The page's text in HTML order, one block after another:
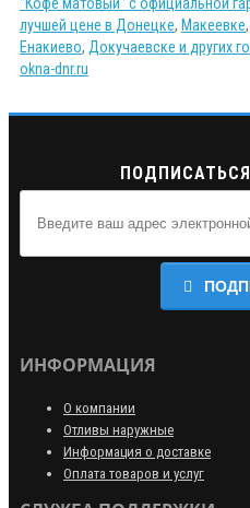
"Кофе матовый" с официальной
лучшей цене в Донецке, Макеевке,
Енакиево, Докучаевске и других
okna-dnr.ru
ИНФОРМАЦИЯ
О компании
Отливы наружные
Информация о доставке
Оплата товаров и услуг